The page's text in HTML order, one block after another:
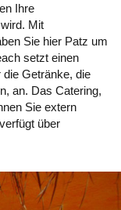
Ihre
Mit
Sie hier Patz um
setzt einen
Getränke, die
an. Das Catering,
Sie extern
über